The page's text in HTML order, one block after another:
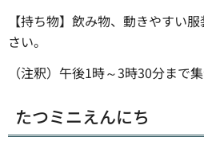
【持ち物】飲み物、動きやすい
さい。
（注釈）午後1時～3時30分まで
たつミニえんにち